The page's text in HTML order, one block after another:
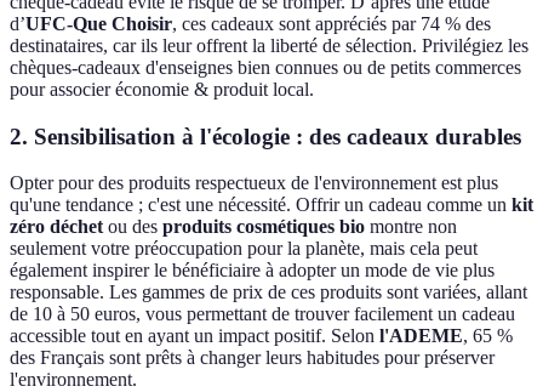
d’UFC-Que Choisir, ces cadeaux sont appréciés par 74 % des
destinataires, car ils leur offrent la liberté de sélection. Privilégiez les
chèques-cadeaux d'enseignes bien connues ou de petits commerces
pour associer économie & produit local.
2. Sensibilisation à l'écologie : des cadeaux durables
Opter pour des produits respectueux de l'environnement est plus
qu'une tendance ; c'est une nécessité. Offrir un cadeau comme un kit
zéro déchet ou des produits cosmétiques bio montre non
seulement votre préoccupation pour la planète, mais cela peut
également inspirer le bénéficiaire à adopter un mode de vie plus
responsable. Les gammes de prix de ces produits sont variées, allant
de 10 à 50 euros, vous permettant de trouver facilement un cadeau
accessible tout en ayant un impact positif. Selon l'ADEME, 65 %
des Français sont prêts à changer leurs habitudes pour préserver
l'environnement.